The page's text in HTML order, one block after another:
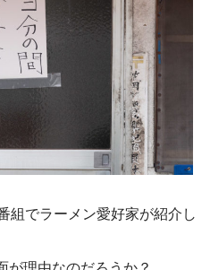
組でラーメン愛好家が紹介し